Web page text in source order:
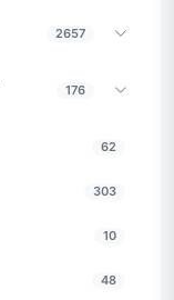
2657
176
62
303
10
48